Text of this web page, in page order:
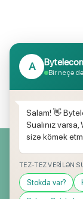
A Bir neçə
Salam! 👋
Sualınız
sizə kömək
TEZ-TEZ VERILƏN
Stokda var?